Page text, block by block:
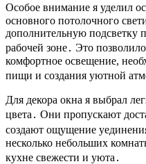
Особое внимание я уделил
основного потолочного
дополнительную
рабочей зоне․ Это
комфортное освещение,
пищи и создания уютной
Для декора окна я выбрал
цвета․ Они пропускают
создают ощущение
несколько небольших
кухне свежести и уюта․